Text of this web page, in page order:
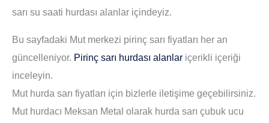
sarı su saati hurdası alanlar içindeyiz.
Bu sayfadaki Mut merkezi pirinç sarı fiyatları her an
güncelleniyor. Pirinç sarı hurdası alanlar içerikli içeriği
inceleyin.
Mut hurda sarı fiyatları için bizlerle iletişime geçebilirsiniz.
Mut hurdacı Meksan Metal olarak hurda sarı çubuk ucu